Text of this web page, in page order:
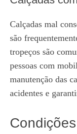
Calçadas mal
são
tropeços são
pessoas com
manutenção das
acidentes e